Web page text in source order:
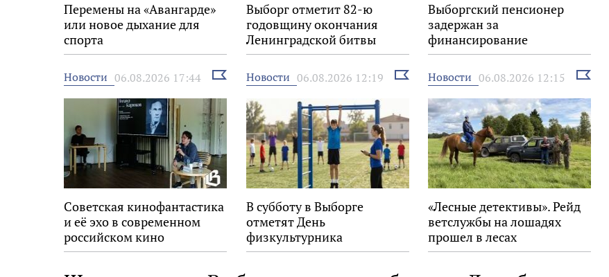
Перемены на «Авангарде»
или новое дыхание для
спорта
Выборг отметит 82-ю
годовщину окончания
Ленинградской битвы
Выборгский пенсионер
задержан за
финансирование
экстремизма
Новости 06.08.2026 17:44
Выбрать
новость
Советская кинофантастика
и её эхо в современном
российском кино
Новости 06.08.2026 12:19
Выбрать
новость
В субботу в Выборге
отметят День
физкультурника
Новости 06.08.2026 12:15
Выбрать
«Лесные детективы». Рейд
ветслужбы на лошадях
прошел в лесах
Выборгского района